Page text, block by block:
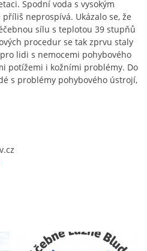
Spodní voda s vysokým
neprospívá. Ukázalo se, že
sílu s teplotou 39 stupňů
procedur se tak zprvu staly
lidi s nemocemi pohybového
potížemi i kožními problémy. Do
s problémy pohybového ústrojí,